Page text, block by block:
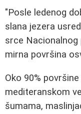
"Posle ledenog
slana jezera
srce Nacionalnog
mirna površina
Oko 90%
mediteranskom
šumama,